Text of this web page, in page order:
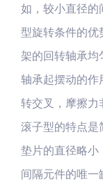
如，较小直径的
型旋转条件的优
架的回转轴承均
轴承起摆动的作
转交叉，摩擦力
滚子型的特点是
垫片的直径略小
间隔元件的唯